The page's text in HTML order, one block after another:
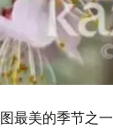
最美的季节之